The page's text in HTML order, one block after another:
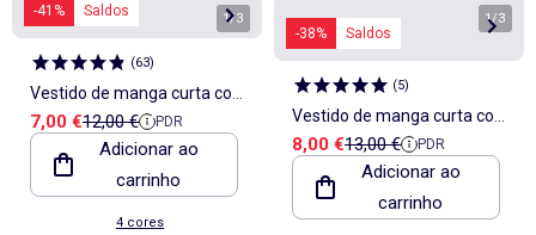
-41% Saldos 1/3
(63)
Vestido de manga curta com
forma de balão
Preço de venda
7,00 €Preço de referência
12,00 € PDR
Adicionar ao
carrinho
4 cores
-38% Saldos
1/3
(5)
Vestido de manga curta com
bordados ingleses
Preço de venda
8,00 €Preço de referência
13,00 € PDR
Adicionar ao
carrinho